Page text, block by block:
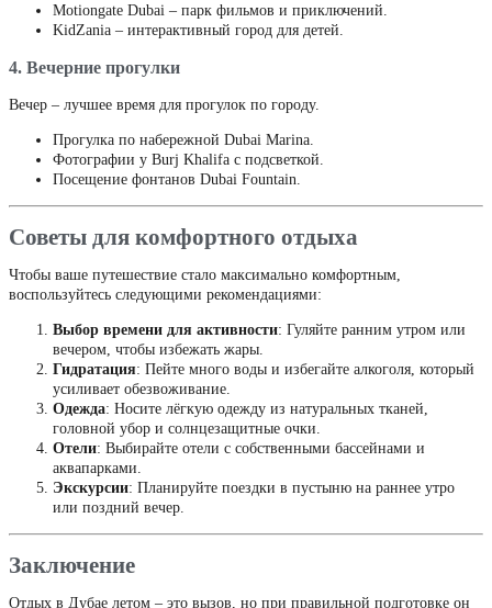
Motiongate Dubai – парк фильмов и приключений.
KidZania – интерактивный город для детей.
4. Вечерние прогулки
Вечер – лучшее время для прогулок по городу.
Прогулка по набережной Dubai Marina.
Фотографии у Burj Khalifa с подсветкой.
Посещение фонтанов Dubai Fountain.
Советы для комфортного отдыха
Чтобы ваше путешествие стало максимально комфортным,
воспользуйтесь следующими рекомендациями:
Выбор времени для активности: Гуляйте ранним утром или
вечером, чтобы избежать жары.
Гидратация: Пейте много воды и избегайте алкоголя, который
усиливает обезвоживание.
Одежда: Носите лёгкую одежду из натуральных тканей,
головной убор и солнцезащитные очки.
Отели: Выбирайте отели с собственными бассейнами и
аквапарками.
Экскурсии: Планируйте поездки в пустыню на раннее утро
или поздний вечер.
Заключение
Отдых в Дубае летом – это вызов, но при правильной подготовке он